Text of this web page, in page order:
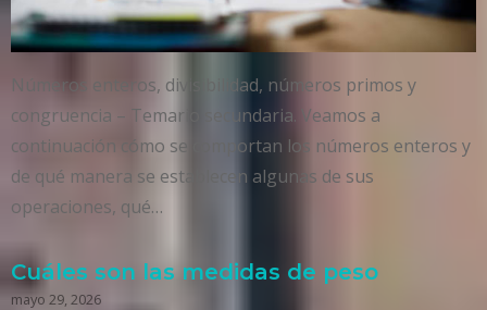
Números enteros, divisibilidad, números primos y
congruencia – Temario secundaria. Veamos a
continuación cómo se comportan los números enteros y
de qué manera se establecen algunas de sus
operaciones, qué…
Cuáles son las medidas de peso
mayo 29, 2026